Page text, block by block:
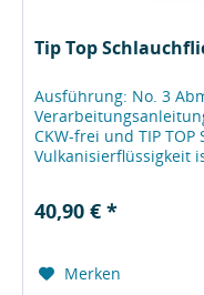
Tip Top
Ausführung: No. 3
CKW-frei und TIP TOP
Vulkanisierflüssigkeit
40,90 € *
Merken